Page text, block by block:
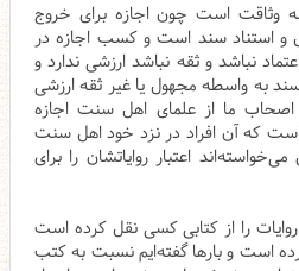
وثاقت است چون اجازه برای خروج
و استناد سند است و کسب اجازه در
نباشد و ثقه نباشد ارزشی ندارد و
به واسطه مجهول یا غیر ثقه ارزشی
ما از علمای اهل سنت اجازه
است که آن افراد در نزد خود اهل سنت
اعتبار روایاتشان را برای
را از کتابی کسی نقل کرده است
است و بارها گفته‌ایم نسبت به کتب